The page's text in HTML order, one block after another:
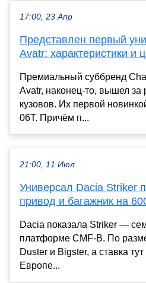
17:00, 23 Апр
Представлен первый
Avatr: характеристики и
Премиальный суббренд
Avatr, наконец-то, вышел
кузовов. Их первой
06T. Причём п...
21:00, 11 Июл
Универсал Dacia Striker
привод и багажник на
Dacia показала Striker —
платформе CMF-B. По
Duster и Bigster, а ставка
Европе...